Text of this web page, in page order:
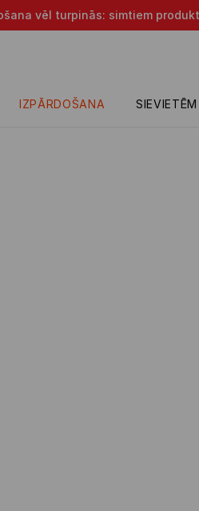
vēl turpinās: simtiem
IZPĀRDOŠANA SIEVIETĒM